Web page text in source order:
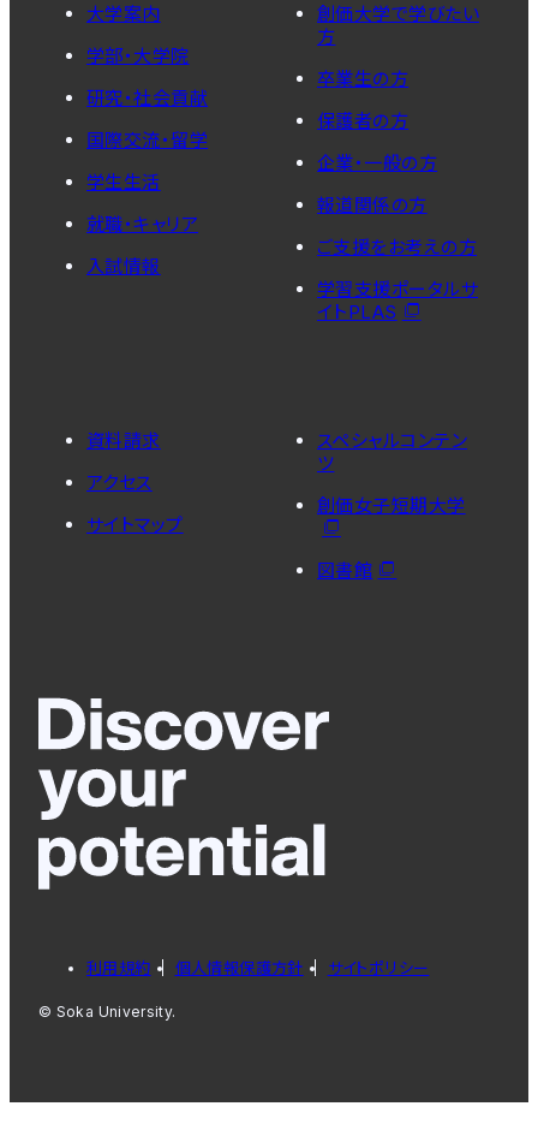
大学案内
学部・大学院
研究・社会貢献
国際交流・留学
学生生活
就職・キャリア
入試情報
創価大学で学びたい
方
卒業生の方
保護者の方
企業・一般の方
報道関係の方
ご支援をお考えの方
学習支援ポータルサ
イトPLAS
資料請求
アクセス
サイトマップ
スペシャルコンテン
ツ
創価女子短期大学
図書館
利用規約 個人情報保護方針 サイトポリシー
© Soka University.